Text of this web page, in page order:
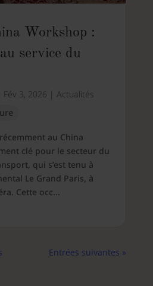
Workshop :
service du
Fév 3, 2026
Actualités
au China
clé pour le secteur du
qui s’est tenu à
Le Grand Paris, à
Cette occ...
Entrées suivantes »